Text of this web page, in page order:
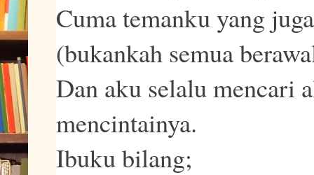
Cuma temanku yang
(bukankah semua
Dan aku selalu mencari
mencintainya.
Ibuku bilang;